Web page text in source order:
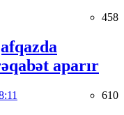
458
aparır
610